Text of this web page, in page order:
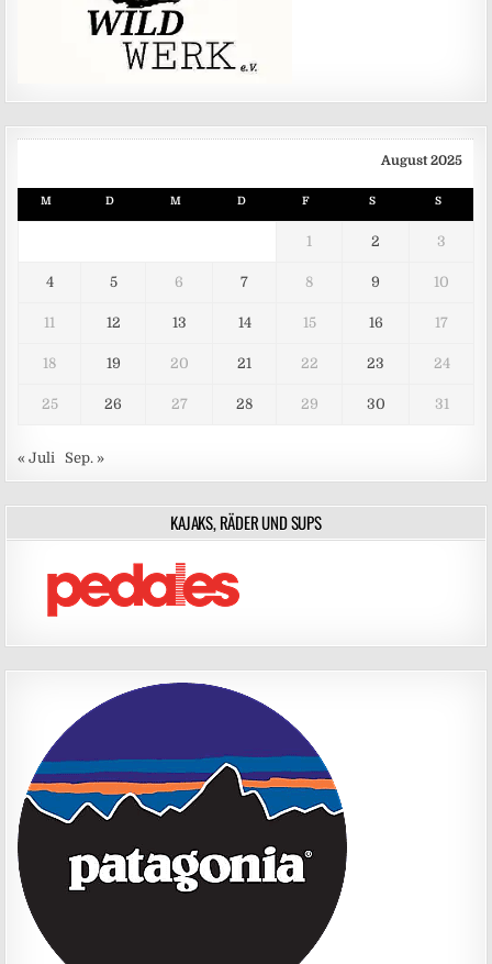
August 2025
M D M D F S S
1 2 3
4 5 6 7 8 9 10
11 12 13 14 15 16 17
18 19 20 21 22 23 24
25 26 27 28 29 30 31
« Juli Sep. »
KAJAKS, RÄDER UND SUPS